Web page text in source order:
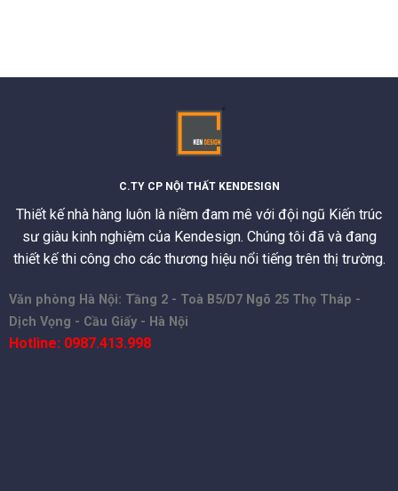
C.TY CP NỘI THẤT KENDESIGN
Thiết kế nhà hàng luôn là niềm đam mê với đội ngũ Kiến trúc
sư giàu kinh nghiệm của Kendesign. Chúng tôi đã và đang
thiết kế thi công cho các thương hiệu nổi tiếng trên thị trường.
Văn phòng Hà Nội: Tầng 2 - Toà B5/D7 Ngõ 25 Thọ Tháp -
Dịch Vọng - Cầu Giấy - Hà Nội
Hotline: 0987.413.998